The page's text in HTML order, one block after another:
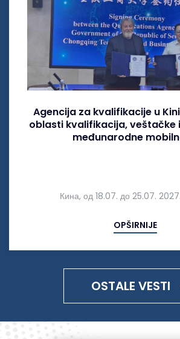
Agencija za kvalifikacije u
oblasti kvalifikacija, veštačke
međunarodne
Кина, од 18.07. до 25.07.
OPŠIRNIJE
OSTALE VESTI